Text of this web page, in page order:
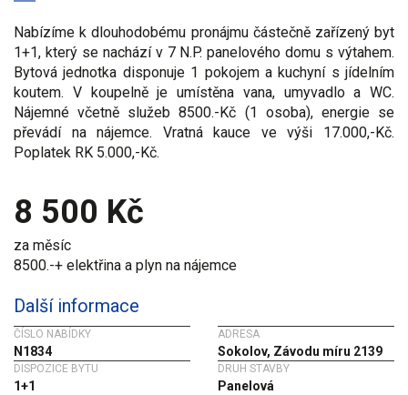
Nabízíme k dlouhodobému pronájmu částečně zařízený byt
1+1, který se nachází v 7 N.P. panelového domu s výtahem.
Bytová jednotka disponuje 1 pokojem a kuchyní s jídelním
koutem. V koupelně je umístěna vana, umyvadlo a WC.
Nájemné včetně služeb 8500.-Kč (1 osoba), energie se
převádí na nájemce. Vratná kauce ve výši 17.000,-Kč.
Poplatek RK 5.000,-Kč.
8 500 Kč
za měsíc
8500.-+ elektřina a plyn na nájemce
Další informace
ČÍSLO NABÍDKY
N1834
ADRESA
Sokolov, Závodu míru 2139
DISPOZICE BYTU
1+1
DRUH STAVBY
Panelová